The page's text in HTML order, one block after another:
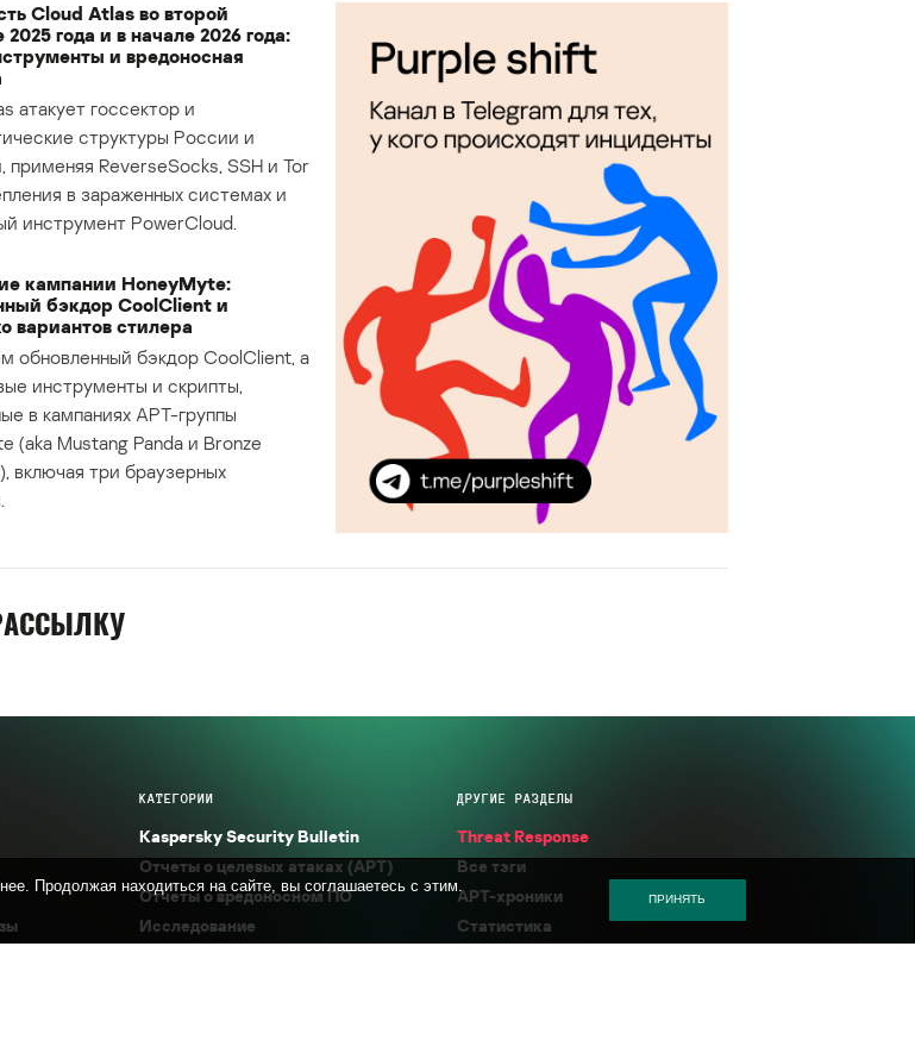
Cloud Atlas во второй
2025 года и в начале 2026 года:
и вредоносная
атакует госсектор и
структуры России и
применяя ReverseSocks, SSH и Tor
в зараженных системах и
инструмент PowerCloud.
кампании HoneyMyte:
бэкдор CoolClient и
вариантов стилера
обновленный бэкдор CoolClient, а
инструменты и скрипты,
в кампаниях APT-группы
(aka Mustang Panda и Bronze
включая три браузерных
КАТЕГОРИИ
Kaspersky Security Bulletin
Отчеты о целевых атаках (APT)
Отчеты о вредоносном ПО
Исследование
ДРУГИЕ РАЗДЕЛЫ
Threat Response
Все тэги
APT-хроники
Статистика
Продолжая находиться на сайте, вы соглашаетесь с этим.
ПРИНЯТЬ